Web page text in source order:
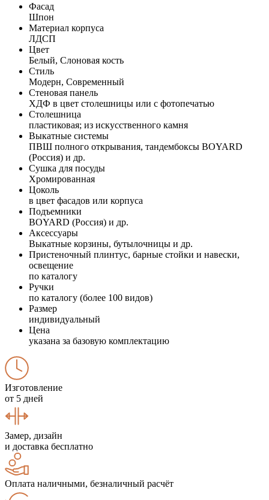
Фасад
Шпон
Материал корпуса
ЛДСП
Цвет
Белый, Слоновая кость
Стиль
Модерн, Современный
Стеновая панель
ХДФ в цвет столешницы или с фотопечатью
Столешница
пластиковая; из искусственного камня
Выкатные системы
ПВШ полного открывания, тандембоксы BOYARD
(Россия) и др.
Сушка для посуды
Хромированная
Цоколь
в цвет фасадов или корпуса
Подъемники
BOYARD (Россия) и др.
Аксессуары
Выкатные корзины, бутылочницы и др.
Пристеночный плинтус, барные стойки и навески,
освещение
по каталогу
Ручки
по каталогу (более 100 видов)
Размер
индивидуальный
Цена
указана за базовую комплектацию
Изготовление
от 5 дней
Замер, дизайн
и доставка бесплатно
Оплата наличными, безналичный расчёт